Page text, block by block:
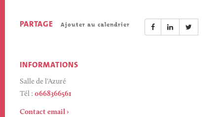
PARTAGE Ajouter au calendrier
INFORMATIONS
Salle de l'Azuré
Tél : 0668366561
Contact email